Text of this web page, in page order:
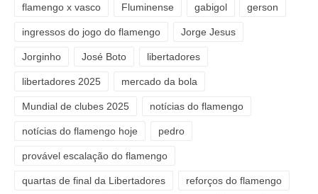
flamengo x vasco Fluminense gabigol gerson
ingressos do jogo do flamengo Jorge Jesus
Jorginho José Boto libertadores
libertadores 2025 mercado da bola
Mundial de clubes 2025 notícias do flamengo
notícias do flamengo hoje pedro
provável escalação do flamengo
quartas de final da Libertadores reforços do flamengo